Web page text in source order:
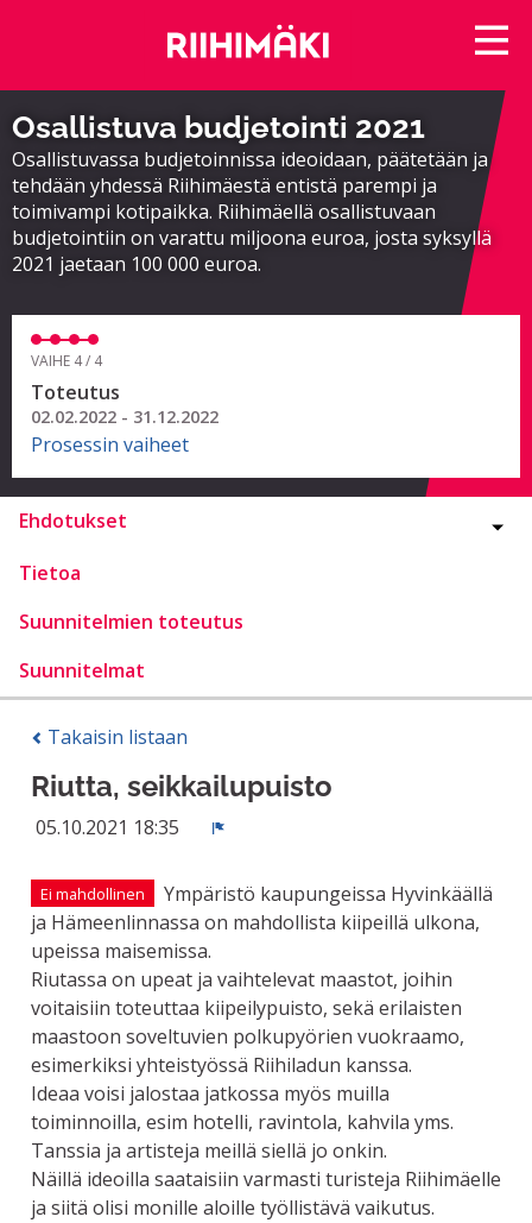
Osallistuva budjetointi 2021
Osallistuvassa budjetoinnissa ideoidaan, päätetään ja
tehdään yhdessä Riihimäestä entistä parempi ja
toimivampi kotipaikka. Riihimäellä osallistuvaan
budjetointiin on varattu miljoona euroa, josta syksyllä
2021 jaetaan 100 000 euroa.
VAIHE 4 / 4
Toteutus
02.02.2022 - 31.12.2022
Prosessin vaiheet
Ehdotukset
Tietoa
Suunnitelmien toteutus
Suunnitelmat
Takaisin listaan
Riutta, seikkailupuisto
05.10.2021 18:35
Ei mahdollinen
Ympäristö kaupungeissa Hyvinkäällä
ja Hämeenlinnassa on mahdollista kiipeillä ulkona,
upeissa maisemissa.
Riutassa on upeat ja vaihtelevat maastot, joihin
voitaisiin toteuttaa kiipeilypuisto, sekä erilaisten
maastoon soveltuvien polkupyörien vuokraamo,
esimerkiksi yhteistyössä Riihiladun kanssa.
Ideaa voisi jalostaa jatkossa myös muilla
toiminnoilla, esim hotelli, ravintola, kahvila yms.
Tanssia ja artisteja meillä siellä jo onkin.
Näillä ideoilla saataisiin varmasti turisteja Riihimäelle
ja siitä olisi monille aloille työllistävä vaikutus.